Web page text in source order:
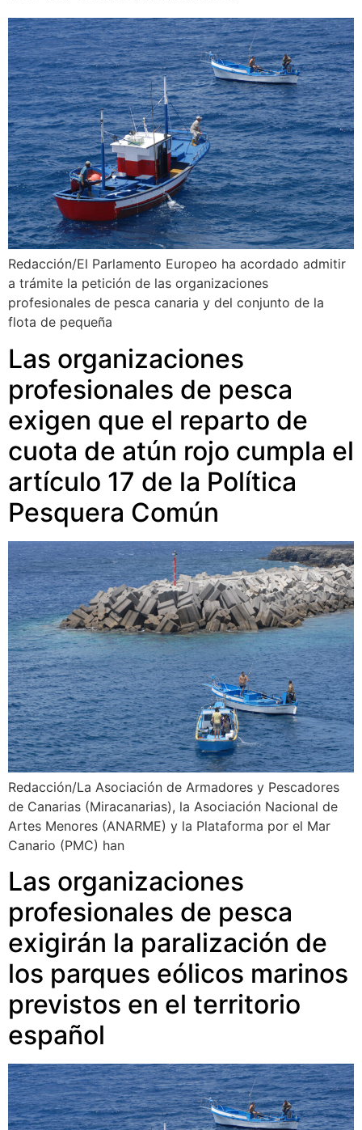
Redacción/El Parlamento Europeo ha acordado admitir
a trámite la petición de las organizaciones
profesionales de pesca canaria y del conjunto de la
flota de pequeña
Las organizaciones
profesionales de pesca
exigen que el reparto de
cuota de atún rojo cumpla el
artículo 17 de la Política
Pesquera Común
Redacción/La Asociación de Armadores y Pescadores
de Canarias (Miracanarias), la Asociación Nacional de
Artes Menores (ANARME) y la Plataforma por el Mar
Canario (PMC) han
Las organizaciones
profesionales de pesca
exigirán la paralización de
los parques eólicos marinos
previstos en el territorio
español